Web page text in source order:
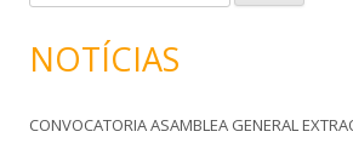
u
c
r
NOTÍCIAS
CONVOCATORIA ASAMBLEA GENERAL